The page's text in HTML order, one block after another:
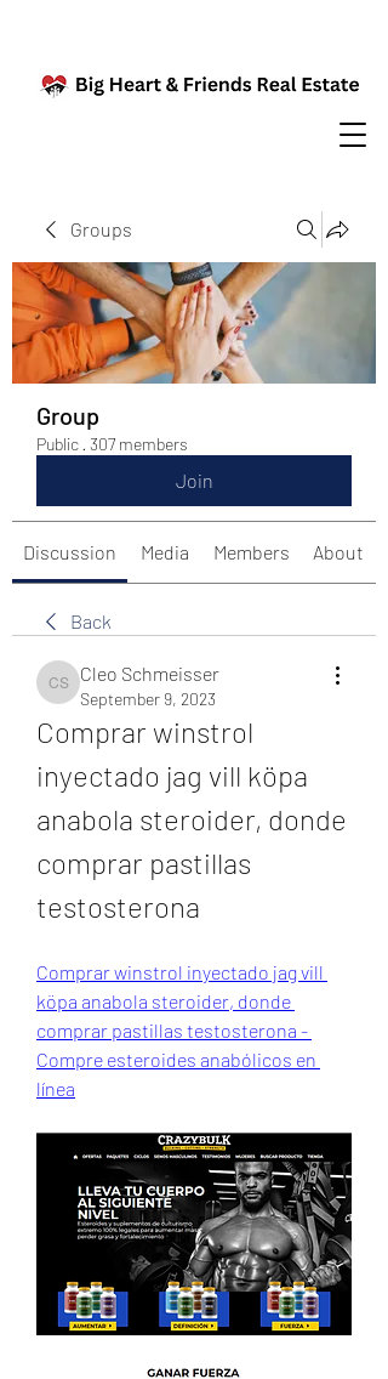
Groups
Group
Public · 307 members
Join
Discussion Media Members About
Back
Cleo Schmeisser
Cleo Schmeisser
September 9, 2023
Comprar winstrol
inyectado jag vill köpa
anabola steroider, donde
comprar pastillas
testosterona
Comprar winstrol inyectado jag vill
köpa anabola steroider, donde
comprar pastillas testosterona -
Compre esteroides anabólicos en
línea